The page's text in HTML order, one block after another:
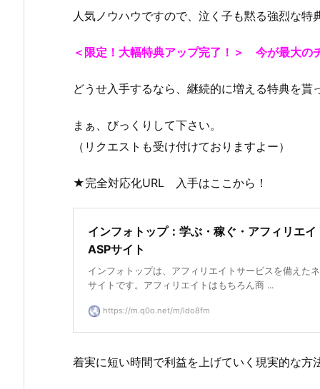
人気ノウハウですので、泣く子も黙る強烈な特
＜限定！大幅特典アップ完了！＞ 今が最大の
どうせ入手するなら、継続的に増える特典を貰
まぁ、びっくりして下さい。
（リクエストも受け付けておりますよー）
★完全対応化URL 入手はここから！
インフォトップ：学ぶ・稼ぐ・アフィリエイ
ASPサイト
インフォトップは、アフィリエイトサービスを備えた
サイトです。アフィリエイトはもちろん商 ...
https://m.q0o.net/m/ldo8fm
着実に短い時間で利益を上げていく現実的な方